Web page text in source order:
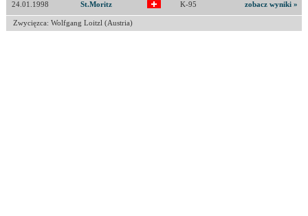
24.01.1998 St.Moritz K-95 zobacz wyniki »
Zwycięzca: Wolfgang Loitzl (Austria)